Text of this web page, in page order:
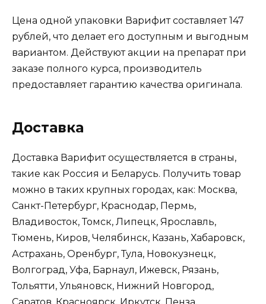
Цена одной упаковки Варифит составляет 147
рублей, что делает его доступным и выгодным
вариантом. Действуют акции на препарат при
заказе полного курса, производитель
предоставляет гарантию качества оригинала.
Доставка
Доставка Варифит осуществляется в страны,
такие как Россия и Беларусь. Получить товар
можно в таких крупных городах, как: Москва,
Санкт-Петербург, Краснодар, Пермь,
Владивосток, Томск, Липецк, Ярославль,
Тюмень, Киров, Челябинск, Казань, Хабаровск,
Астрахань, Оренбург, Тула, Новокузнецк,
Волгоград, Уфа, Барнаул, Ижевск, Рязань,
Тольятти, Ульяновск, Нижний Новгород,